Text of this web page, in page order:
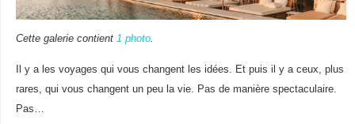
Cette galerie contient 1 photo.
Il y a les voyages qui vous changent les idées. Et puis il y a ceux, plus
rares, qui vous changent un peu la vie. Pas de manière spectaculaire.
Pas…